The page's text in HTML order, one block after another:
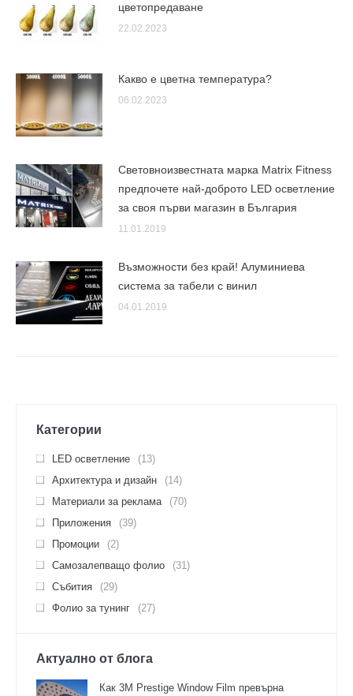
цветопредаване
22.02.2023
Какво е цветна температура?
06.02.2023
Световноизвестната марка Matrix Fitness
предпочете най-доброто LED осветление
за своя първи магазин в България
11.01.2019
Възможности без край! Алуминиева
система за табели с винил
04.01.2019
Категории
LED осветление
(13)
Архитектура и дизайн
(14)
Материали за реклама
(70)
Приложения
(39)
Промоции
(2)
Самозалепващо фолио
(31)
Събития
(29)
Фолио за тунинг
(27)
Актуално от блога
Как 3M Prestige Window Film превърна